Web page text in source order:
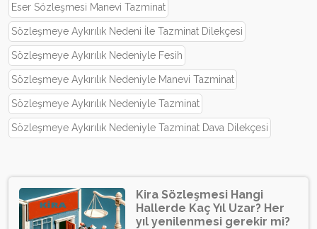
Eser Sözleşmesi Manevi Tazminat
Sözleşmeye Aykırılık Nedeni İle Tazminat Dilekçesi
Sözleşmeye Aykırılık Nedeniyle Fesih
Sözleşmeye Aykırılık Nedeniyle Manevi Tazminat
Sözleşmeye Aykırılık Nedeniyle Tazminat
Sözleşmeye Aykırılık Nedeniyle Tazminat Dava Dilekçesi
Kira Sözleşmesi Hangi
Hallerde Kaç Yıl Uzar? Her
yıl yenilenmesi gerekir mi?